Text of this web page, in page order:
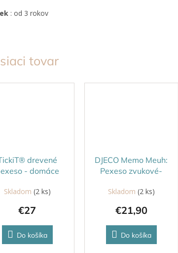
tovar
drevené
- domáce
Skladom (2 ks)
€27
Do košíka
DJECO Memo Meuh:
Pexeso zvukové-
Skladom (2 ks)
€21,90
Do košíka
: od 3 rokov